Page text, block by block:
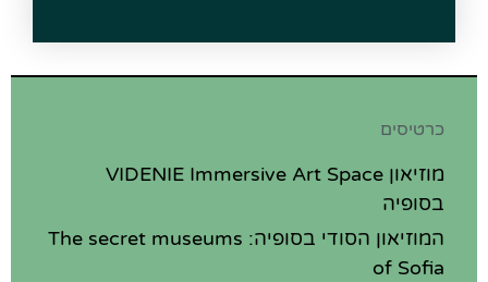
כרטיסים
מוזיאון VIDENIE Immersive Art Space
בסופיה
המוזיאון הסודי בסופיה: The secret museums
of Sofia